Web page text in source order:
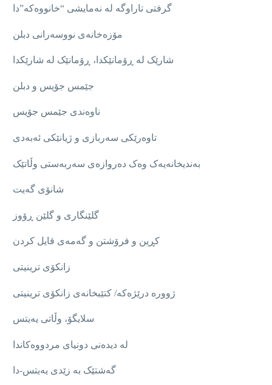
گرفتی تاراوگە لە نەمایشی “خانووەکە”دا
مۆزەخانەی نووسەرانی دبلن
شارێک لە ڕۆمانێکدا، ڕۆمانێک لە شارێکدا
جێمس جۆیس و دبلن
ناوەندی جێمس جۆیس
تاوەرێکی سەربازی و ژیانێکی ئەبەدی
بەندیخانەیەک وەک دەروازەی سەربەستی وڵاتێک
شانۆی گەیت
گلێنگاری و گلێن ڕۆوز
کڕین و فرۆشتن و گەمەی قایل کردن
زانکۆی ترینیتی
ژوورە درێژەکە/ کتێبخانەی زانکۆی ترینیتی
سلایگۆ، وڵاتی یەیتس
لە دیدەنی دونیای مردووەکاندا
گەشتێک بە زێدی یەیتس-دا